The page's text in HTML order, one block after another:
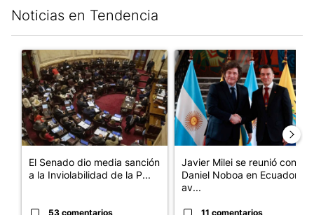
Noticias en Tendencia
Un artículo de tendencia con el título "El Senado dio media
El Senado dio media sanción
a la Inviolabilidad de la P...
53 comentarios
Un artículo de tendencia con
Javier Milei se reunió con
Daniel Noboa en Ecuador y
av...
11 comentarios